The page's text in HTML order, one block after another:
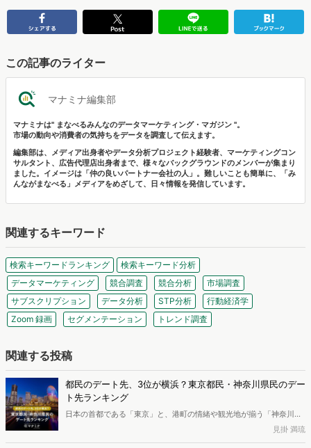
この記事のライター
マナミナ編集部
マナミナは" まなべるみんなのデータマーケティング・マガジン "。
市場の動向や消費者の気持ちをデータを調査して伝えます。
編集部は、メディア出身者やデータ分析プロジェクト経験者、マーケティングコン
サルタント、広告代理店出身者まで、様々なバックグラウンドのメンバーが集まり
ました。イメージは「仲の良いパートナー会社の人」。難しいことも簡単に、「み
んながまなべる」メディアをめざして、日々情報を発信しています。
関連するキーワード
検索キーワードランキング
検索キーワード分析
データマーケティング
競合調査 競合分析
市場調査
サブスクリプション
データ分析 STP分析
行動経済学
Zoom 録画
セグメンテーション トレンド調査
関連する投稿
都民のデート先、3位が横浜？東京都民・神奈川県民のデー
ト先ランキング
日本の首都である「東京」と、港町の情緒や観光地が揃う「神奈川」
いからこそ「結局みんな、どこに行くのか」が見えにくい面もありま
見掛 満琉